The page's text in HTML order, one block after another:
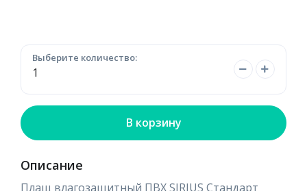
Выберите количество:
В корзину
Описание
Плащ влагозащитный ПВХ SIRIUS Стандарт